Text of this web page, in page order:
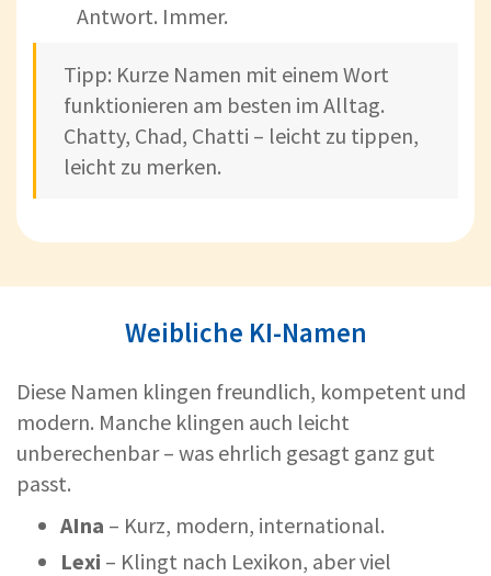
Antwort. Immer.
Tipp: Kurze Namen mit einem Wort
funktionieren am besten im Alltag.
Chatty, Chad, Chatti – leicht zu tippen,
leicht zu merken.
Weibliche KI-Namen
Diese Namen klingen freundlich, kompetent und
modern. Manche klingen auch leicht
unberechenbar – was ehrlich gesagt ganz gut
passt.
AIna – Kurz, modern, international.
Lexi – Klingt nach Lexikon, aber viel